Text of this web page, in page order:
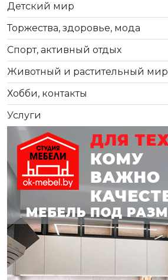
Детский мир
Торжества, здоровье, мода
Спорт, активный отдых
Животный и растительный мир
Хобби, контакты
Услуги